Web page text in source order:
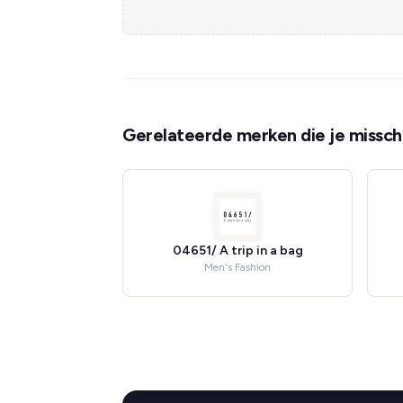
Gerelateerde merken die je
04651/ A trip in a bag
Men's Fashion